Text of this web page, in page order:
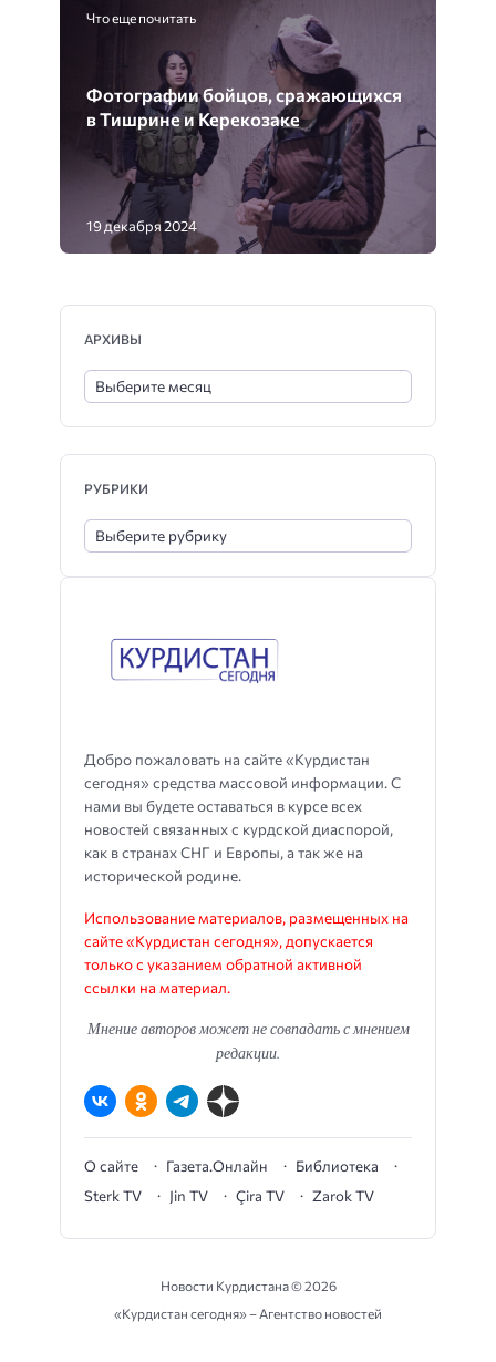
Что еще почитать
Фотографии бойцов, сражающихся
в Тишрине и Керекозаке
19 декабря 2024
Добро пожаловать на сайте «Курдистан
сегодня» средства массовой информации. С
нами вы будете оставаться в курсе всех
новостей связанных с курдской диаспорой,
как в странах СНГ и Европы, а так же на
исторической родине.
Использование материалов, размещенных на
сайте «Курдистан сегодня», допускается
только с указанием обратной активной
ссылки на материал.
Мнение авторов может не совпадать с мнением
редакции.
О сайте Газета.Онлайн
Библиотека
Sterk TV
Jin TV Çira TV Zarok TV
АРХИВЫ
РУБРИКИ
Новости Курдистана ©2026
«Курдистан сегодня» – Агентство новостей